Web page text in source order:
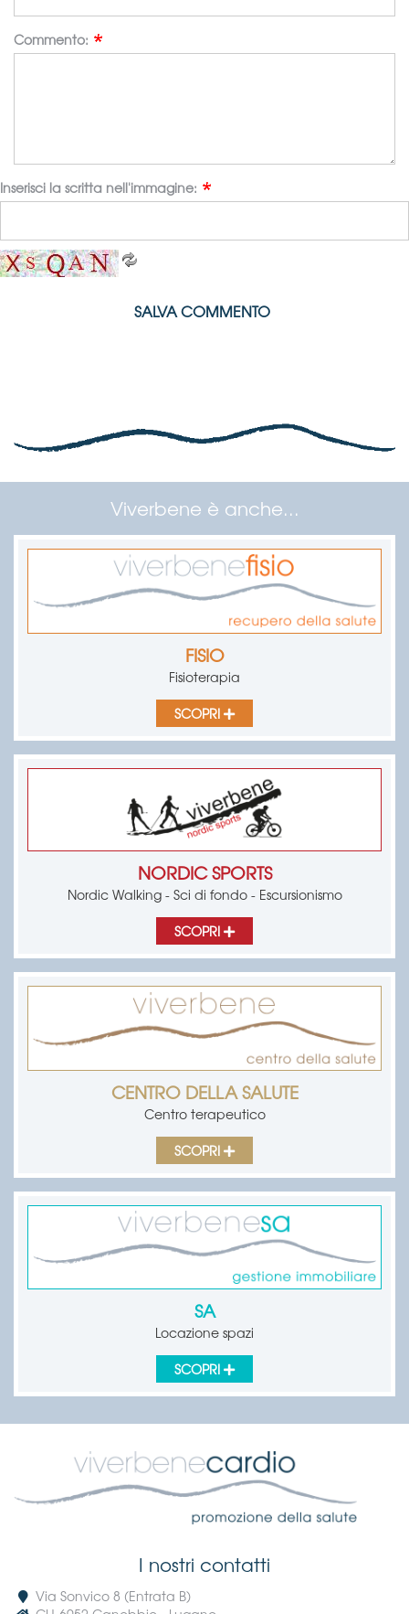
Commento:
Inserisci la scritta nell'immagine:
SALVA COMMENTO
Viverbene è anche...
FISIO
Fisioterapia
SCOPRI
NORDIC SPORTS
Nordic Walking - Sci di fondo - Escursionismo
SCOPRI
CENTRO DELLA SALUTE
Centro terapeutico
SCOPRI
SA
Locazione spazi
SCOPRI
I nostri contatti
Via Sonvico 8 (Entrata B)